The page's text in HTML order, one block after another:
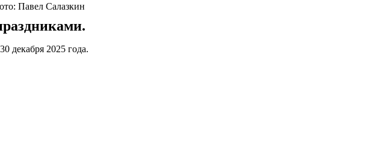
Павел Салазкин
декабря 2025 года.